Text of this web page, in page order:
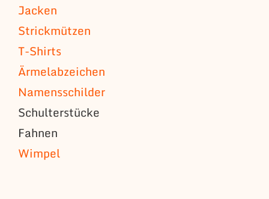
Jacken
Strickmützen
T-Shirts
Ärmelabzeichen
Namensschilder
Schulterstücke
Fahnen
Wimpel